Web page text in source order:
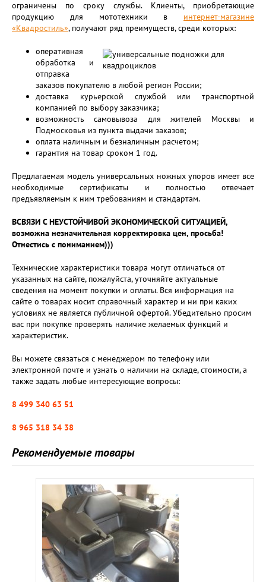
ограничены по сроку службы. Клиенты, приобретающие
продукцию для мототехники в интернет-магазине
«Квадростиль», получают ряд преимуществ, среди которых:
оперативная
обработка и
отправка
заказов покупателю в любой регион России;
доставка курьерской службой или транспортной
компанией по выбору заказчика;
возможность самовывоза для жителей Москвы и
Подмосковья из пункта выдачи заказов;
оплата наличным и безналичным расчетом;
гарантия на товар сроком 1 год.
Предлагаемая модель универсальных ножных упоров имеет все
необходимые сертификаты и полностью отвечает
предъявляемым к ним требованиям и стандартам.
ВСВЯЗИ С НЕУСТОЙЧИВОЙ ЭКОНОМИЧЕСКОЙ СИТУАЦИЕЙ,
возможна незначительная корректировка цен, просьба!
Отнестись с пониманием)))
Технические характеристики товара могут отличаться от
указанных на сайте, пожалуйста, уточняйте актуальные
сведения на момент покупки и оплаты. Вся информация на
сайте о товарах носит справочный характер и ни при каких
условиях не является публичной офертой. Убедительно просим
вас при покупке проверять наличие желаемых функций и
характеристик.
Вы можете связаться с менеджером по телефону или
электронной почте и узнать о наличии на складе, стоимости, а
также задать любые интересующие вопросы:
8 499 340 63 51
8 965 318 34 38
Рекомендуемые товары